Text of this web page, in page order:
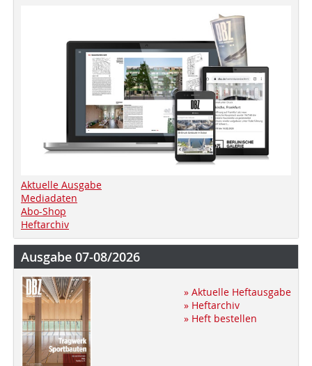
Aktuelle Ausgabe
Mediadaten
Abo-Shop
Heftarchiv
Ausgabe 07-08/2026
» Aktuelle Heftausgabe
» Heftarchiv
» Heft bestellen